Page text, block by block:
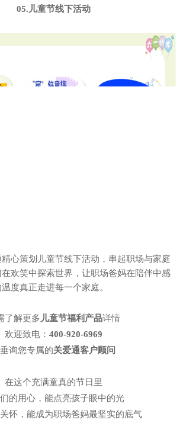
05.儿童节线下活动
心策划儿童节线下活动，串起职场与家庭
欢笑中探索世界，让职场爸妈在陪伴中感
度真正走进每一个家庭。
了解更多 儿童节福利产品详情
欢迎致电： 400-920-6969
询您专属的关爱通客户顾问
在这个充满童真的节日里
的用心，能点亮孩子眼中的光
怀，能成为职场爸妈最坚实的底气